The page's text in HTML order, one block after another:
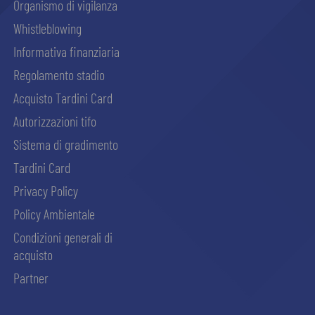
Organismo di vigilanza
Whistleblowing
Informativa finanziaria
Regolamento stadio
Acquisto Tardini Card
Autorizzazioni tifo
Sistema di gradimento
Tardini Card
Privacy Policy
Policy Ambientale
Condizioni generali di
acquisto
Partner